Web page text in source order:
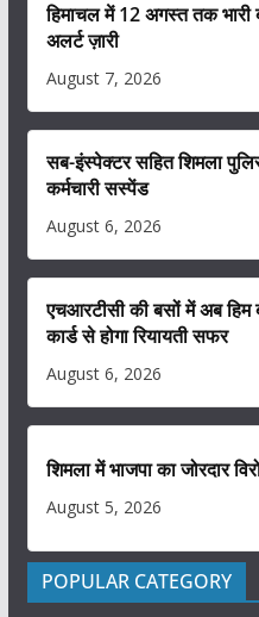
हिमाचल में 12 अगस्त तक भारी
अलर्ट ज़ारी
August 7, 2026
सब-इंस्पेक्टर सहित शिमला
कर्मचारी सस्पेंड
August 6, 2026
एचआरटीसी की बसों में अब
कार्ड से होगा रियायती सफर
August 6, 2026
शिमला में भाजपा का जोरदार
August 5, 2026
POPULAR CATEGORY